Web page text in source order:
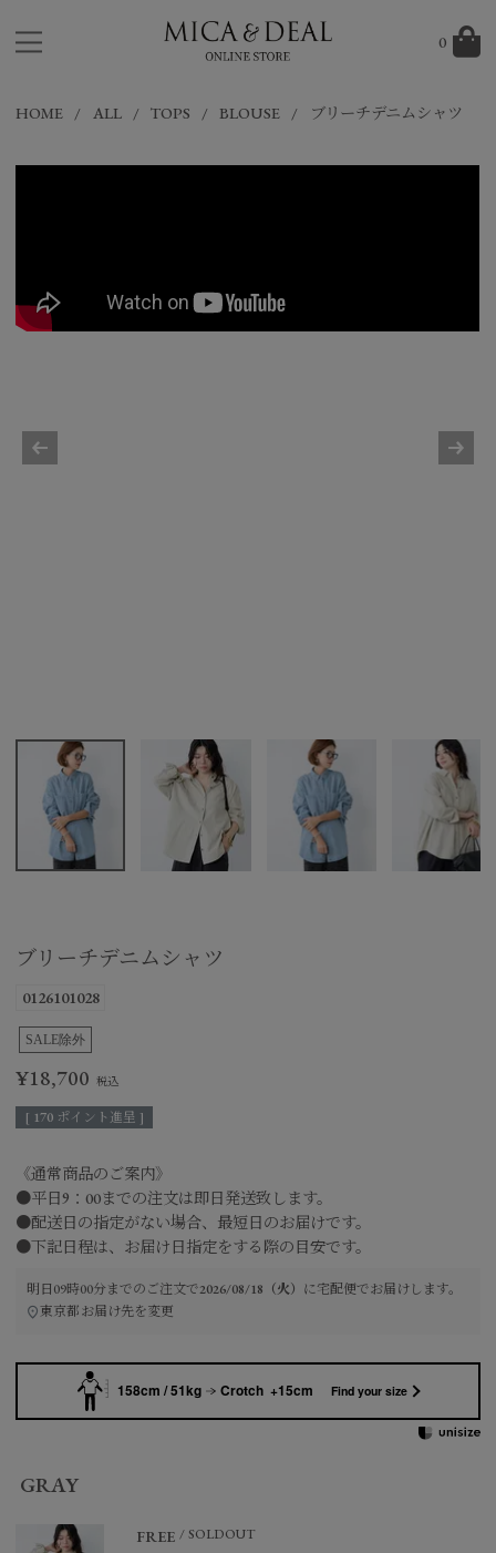
0
HOME ALL TOPS BLOUSE ブリーチデニムシャツ
ブリーチデニムシャツ
0126101028
SALE除外
¥18,700
[ 170 ポイント進呈 ]
《通常商品のご案内》
●平日9：00までの注文は即日発送致します。
●配送日の指定がない場合、最短日のお届けです。
●下記日程は、お届け日指定をする際の目安です。
明日09時00分までのご注文で2026/08/18（火） に宅配便でお届けします。
東京都お届け先を変更
158cm / 51kg Crotch +15cm Find your size
GRAY
FREE SOLDOUT